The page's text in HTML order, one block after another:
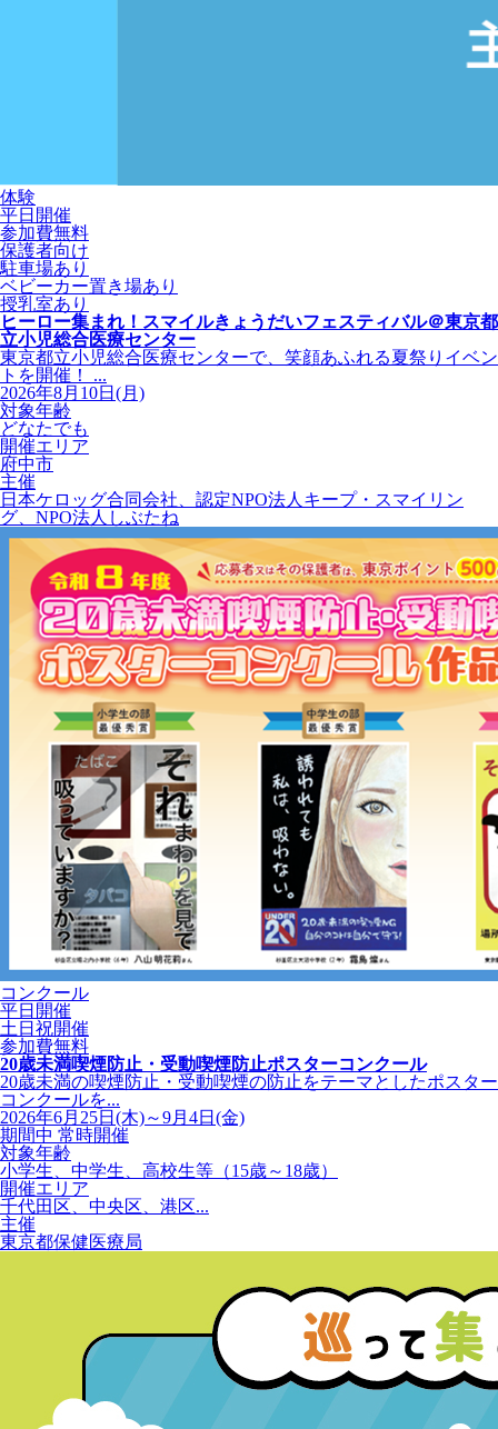
体験
平日開催
参加費無料
保護者向け
駐車場あり
ベビーカー置き場あり
授乳室あり
ヒーロー集まれ！スマイルきょうだいフェスティバル＠東京都
立小児総合医療センター
東京都立小児総合医療センターで、笑顔あふれる夏祭りイベン
トを開催！ ...
2026年8月10日(月)
対象年齢
どなたでも
開催エリア
府中市
主催
日本ケロッグ合同会社、認定NPO法人キープ・スマイリン
グ、NPO法人しぶたね
コンクール
平日開催
土日祝開催
参加費無料
20歳未満喫煙防止・受動喫煙防止ポスターコンクール
20歳未満の喫煙防止・受動喫煙の防止をテーマとしたポスター
コンクールを...
2026年6月25日(木)～9月4日(金)
期間中 常時開催
対象年齢
小学生、中学生、高校生等（15歳～18歳）
開催エリア
千代田区、中央区、港区...
主催
東京都保健医療局